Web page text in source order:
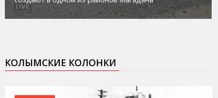
КОЛЫМСКИЕ КОЛОНКИ